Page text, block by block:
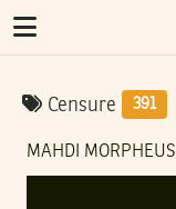
Censure 391
MAHDI MORPHEUS